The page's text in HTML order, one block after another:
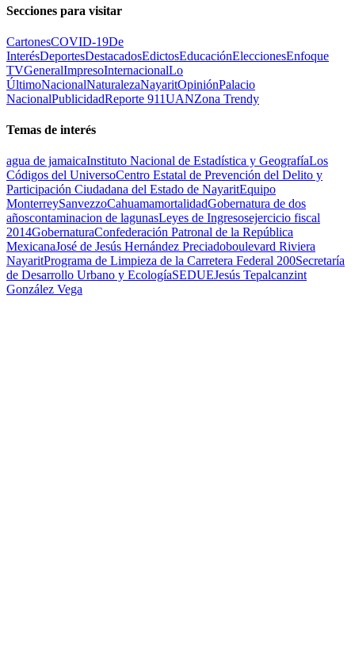
Secciones para visitar
CartonesCOVID-19De
InterésDeportesDestacadosEdictosEducaciónEleccionesEnfoque
TVGeneralImpresoInternacionalLo
ÚltimoNacionalNaturalezaNayaritOpiniónPalacio
NacionalPublicidadReporte 911UANZona Trendy
Temas de interés
agua de jamaicaInstituto Nacional de Estadística y GeografíaLos
Códigos del UniversoCentro Estatal de Prevención del Delito y
Participación Ciudadana del Estado de NayaritEquipo
MonterreySanvezzoCahuamamortalidadGobernatura de dos
añoscontaminacion de lagunasLeyes de Ingresosejercicio fiscal
2014GobernaturaConfederación Patronal de la República
MexicanaJosé de Jesús Hernández Preciadoboulevard Riviera
NayaritPrograma de Limpieza de la Carretera Federal 200Secretaría
de Desarrollo Urbano y EcologíaSEDUEJesús Tepalcanzint
González Vega